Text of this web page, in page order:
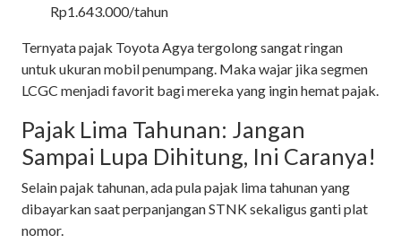
Rp1.643.000/tahun
Ternyata pajak Toyota Agya tergolong sangat ringan
untuk ukuran mobil penumpang. Maka wajar jika segmen
LCGC menjadi favorit bagi mereka yang ingin hemat pajak.
Pajak Lima Tahunan: Jangan
Sampai Lupa Dihitung, Ini Caranya!
Selain pajak tahunan, ada pula pajak lima tahunan yang
dibayarkan saat perpanjangan STNK sekaligus ganti plat
nomor.